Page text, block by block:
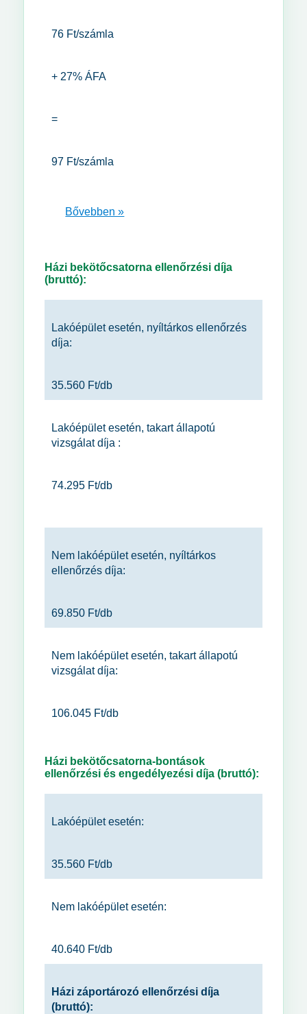
76 Ft/számla
+ 27% ÁFA
=
97 Ft/számla
Bővebben »
Házi bekötőcsatorna ellenőrzési díja
(bruttó):
Lakóépület esetén, nyíltárkos ellenőrzés
díja:
35.560 Ft/db
Lakóépület esetén, takart állapotú
vizsgálat díja :
74.295 Ft/db
Nem lakóépület esetén, nyíltárkos
ellenőrzés díja:
69.850 Ft/db
Nem lakóépület esetén, takart állapotú
vizsgálat díja:
106.045 Ft/db
Házi bekötőcsatorna-bontások
ellenőrzési és engedélyezési díja (bruttó):
Lakóépület esetén:
35.560 Ft/db
Nem lakóépület esetén:
40.640 Ft/db
Házi záportározó ellenőrzési díja
(bruttó):